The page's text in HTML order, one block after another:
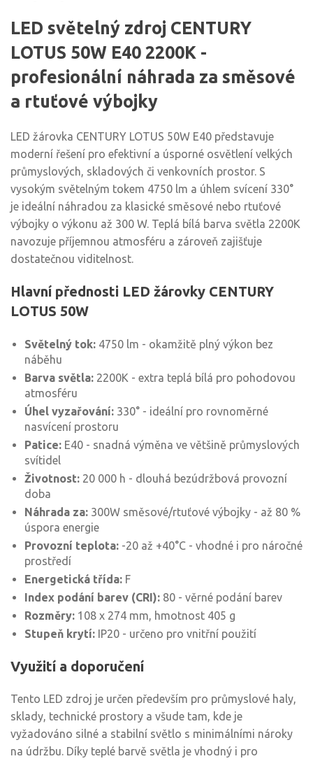
LED světelný zdroj CENTURY
LOTUS 50W E40 2200K -
profesionální náhrada za směsové
a rtuťové výbojky
LED žárovka CENTURY LOTUS 50W E40 představuje
moderní řešení pro efektivní a úsporné osvětlení velkých
průmyslových, skladových či venkovních prostor. S
vysokým světelným tokem 4750 lm a úhlem svícení 330°
je ideální náhradou za klasické směsové nebo rtuťové
výbojky o výkonu až 300 W. Teplá bílá barva světla 2200K
navozuje příjemnou atmosféru a zároveň zajišťuje
dostatečnou viditelnost.
Hlavní přednosti LED žárovky CENTURY
LOTUS 50W
Světelný tok: 4750 lm - okamžitě plný výkon bez
náběhu
Barva světla: 2200K - extra teplá bílá pro pohodovou
atmosféru
Úhel vyzařování: 330° - ideální pro rovnoměrné
nasvícení prostoru
Patice: E40 - snadná výměna ve většině průmyslových
svítidel
Životnost: 20 000 h - dlouhá bezúdržbová provozní
doba
Náhrada za: 300W směsové/rtuťové výbojky - až 80 %
úspora energie
Provozní teplota: -20 až +40°C - vhodné i pro náročné
prostředí
Energetická třída: F
Index podání barev (CRI): 80 - věrné podání barev
Rozměry: 108 x 274 mm, hmotnost 405 g
Stupeň krytí: IP20 - určeno pro vnitřní použití
Využití a doporučení
Tento LED zdroj je určen především pro průmyslové haly,
sklady, technické prostory a všude tam, kde je
vyžadováno silné a stabilní světlo s minimálními nároky
na údržbu. Díky teplé barvě světla je vhodný i pro